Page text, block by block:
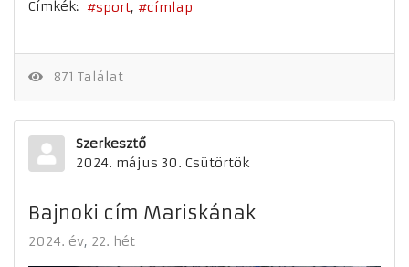
Címkék: sport címlap
871 Találat
Szerkesztő
2024. május 30. Csütörtök
Bajnoki cím Mariskának
2024. év 22. hét